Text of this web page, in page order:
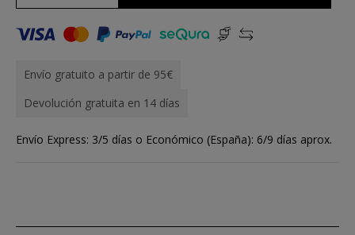
Envío gratuito a partir de 95€
Devolución gratuita en 14 días
Envío Express: 3/5 días o Económico (España): 6/9 días aprox.